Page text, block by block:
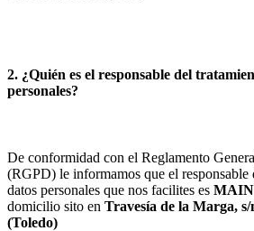
2. ¿Quién es el responsable del
personales?
De conformidad con el Reglamento
(RGPD) le informamos que el responsable
datos personales que nos facilites es MAIN
domicilio sito en Travesía de la Marga, s/
(Toledo)